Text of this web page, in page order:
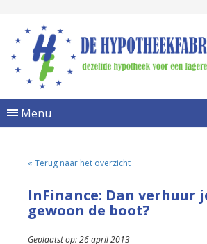
Menu
« Terug naar het overzicht
InFinance: Dan verhuur
gewoon de boot?
Geplaatst op: 26 april 2013